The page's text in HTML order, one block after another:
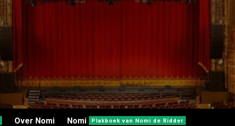
Over Nomi Nomi Plakboek van Nomi de Ridder